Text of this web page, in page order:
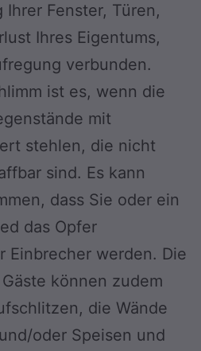
Ihrer Fenster, Türen,
Ihres Eigentums,
verbunden.
ist es, wenn die
mit
stehlen, die nicht
sind. Es kann
dass Sie oder ein
das Opfer
Einbrecher werden. Die
können zudem
die Wände
oder Speisen und